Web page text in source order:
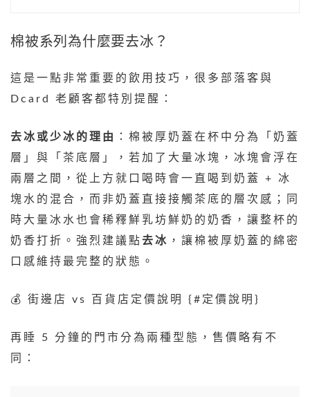
棉被系列為什麼要去冰？
這是一點非常重要的飲用技巧，很多部落客與
Dcard 老顧客都特別提醒：
去冰或少冰的理由
：棉被厚奶蓋在杯中分為「奶蓋
層」與「茶底層」，若加了大量冰塊，冰塊會浮在
兩層之間，從上方就口喝時會一直喝到奶蓋 + 冰
塊水的混合，而非奶蓋直接接觸茶底的層次感；同
時大量冰水也會稀釋鮮乳坊鮮奶的奶香，讓整杯的
奶香打折。強烈建議點去冰 ，讓棉被厚奶蓋的綿密
口感維持最完整的狀態。
💰 街邊店 vs 百貨店定價說明 {#定價說明}
再睡 5 分鐘的門市分為兩種型態，售價略有不
同：